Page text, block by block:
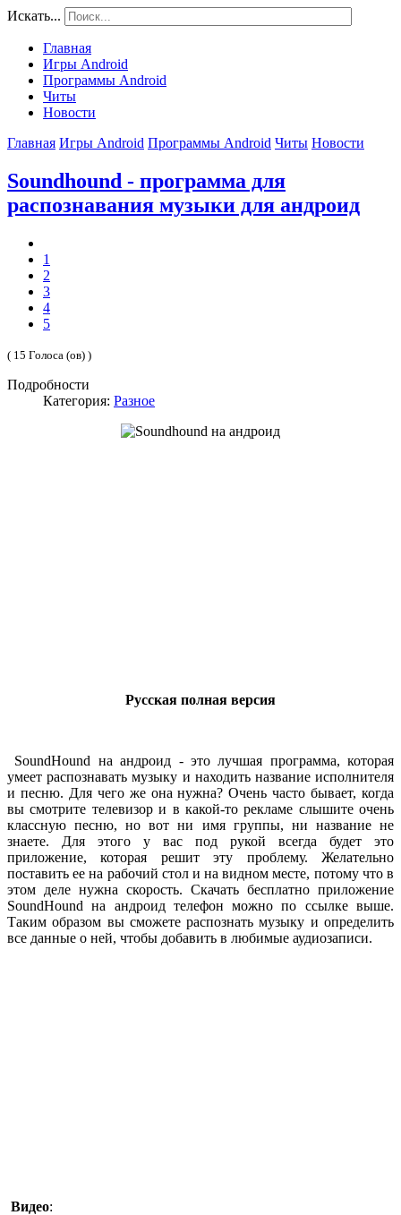
Искать...
Главная
Игры Android
Программы Android
Читы
Новости
Главная Игры Android Программы Android Читы Новости
Soundhound - программа для
распознавания музыки для андроид
1
2
3
4
5
( 15 Голоса (ов) )
Подробности
Категория: Разное
Русская полная версия
SoundHound на андроид - это лучшая программа, которая
умеет распознавать музыку и находить название исполнителя
и песню. Для чего же она нужна? Очень часто бывает, когда
вы смотрите телевизор и в какой-то рекламе слышите очень
классную песню, но вот ни имя группы, ни название не
знаете. Для этого у вас под рукой всегда будет это
приложение, которая решит эту проблему. Желательно
поставить ее на рабочий стол и на видном месте, потому что в
этом деле нужна скорость. Скачать бесплатно приложение
SoundHound на андроид телефон можно по ссылке выше.
Таким образом вы сможете распознать музыку и определить
все данные о ней, чтобы добавить в любимые аудиозаписи.
Видео: